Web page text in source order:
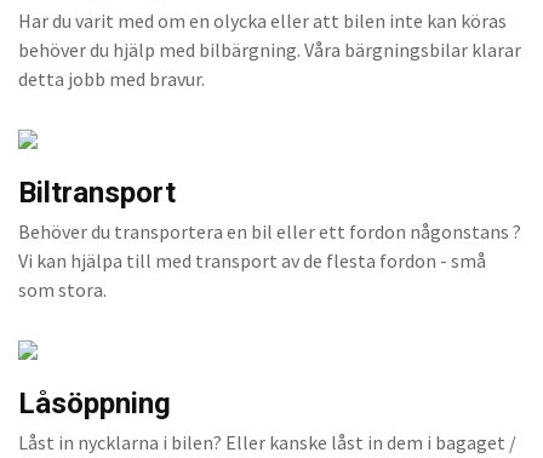
Har du varit med om en olycka eller att bilen inte kan köras
behöver du hjälp med bilbärgning. Våra bärgningsbilar klarar
detta jobb med bravur.
Biltransport
Behöver du transportera en bil eller ett fordon någonstans ?
Vi kan hjälpa till med transport av de flesta fordon - små
som stora.
Låsöppning
Låst in nycklarna i bilen? Eller kanske låst in dem i bagaget /